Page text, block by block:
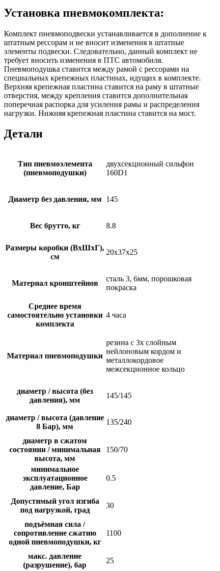
Установка пневмокомплекта:
Комплект пневмоподвески устанавливается в дополнение к
штатным рессорам и не вносит изменения в штатные
элементы подвески. Следовательно, данный комплект не
требует вносить изменения в ПТС автомобиля.
Пневмоподушка ставится между рамой с рессорами на
специальных крепежных пластинах, идущих в комплекте.
Верхняя крепежная пластина ставится на раму в штатные
отверстия, между крепления ставится дополнительная
поперечная распорка для усиления рамы и распределения
нагрузки. Нижняя крепежная пластина ставится на мост.
Детали
Тип пневмоэлемента
(пневмоподушки)
двухсекционный сильфон
160D1
Диаметр без давления, мм 145
Вес брутто, кг 8.8
Размеры коробки (ВхШхГ),
см
20х37х25
Материал кронштейнов
сталь 3, 6мм, порошковая
покраска
Среднее время
самостоятельно установки
комплекта
4 часа
Материал пневмоподушки
резина с 3х слойным
нейлоновым кордом и
металлокордовое
межсекционное кольцо
диаметр / высота (без
давления), мм
145/145
диаметр / высота (давление
8 Бар), мм
135/240
диаметр в сжатом
состоянии / минимальная
высота, мм
150/70
минимальное
эксплуатационное
давление, Бар
0.5
Допустимый угол изгиба
под нагрузкой, град
30
подъёмная сила /
сопротивление сжатию
одной пневмоподушки, кг
1100
макс. давление
(разрушение), бар
25